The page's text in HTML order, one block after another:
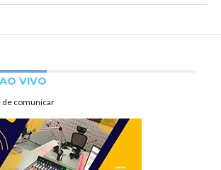
VIVO
de comunicar